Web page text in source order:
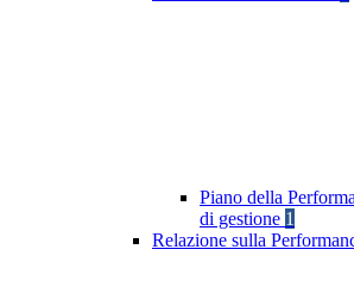
Piano della
di gestione 1
Relazione sulla